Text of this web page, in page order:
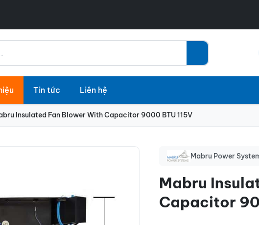
Tin tức Liên hệ
Insulated Fan Blower With Capacitor 9000 BTU 115V
Mabru Power
Mabru
Capacitor